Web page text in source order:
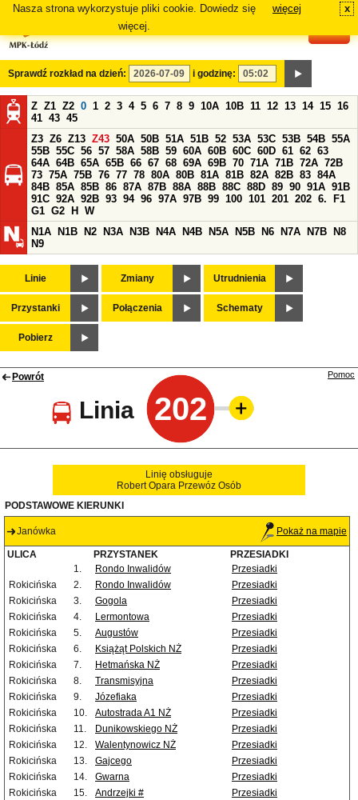
Nasza strona wykorzystuje pliki cookie. Dowiedz się
więcej.
więcej x
Sprawdź rozkład na dzień: i godzinę:
Z Z1 Z2 0 1 2 3 4 5 6 7 8 9 10A 10B 11 12 13 14 15 16
41 43 45
Z3 Z6 Z13 Z43 50A 50B 51A 51B 52 53A 53C 53B 54B 55A
55B 55C 56 57 58A 58B 59 60A 60B 60C 60D 61 62 63
64A 64B 65A 65B 66 67 68 69A 69B 70 71A 71B 72A 72B
73 75A 75B 76 77 78 80A 80B 81A 81B 82A 82B 83 84A
84B 85A 85B 86 87A 87B 88A 88B 88C 88D 89 90 91A 91B
91C 92A 92B 93 94 96 97A 97B 99 100 101 201 202 6.
F1
G1 G2 H
W
N1A
N1B N2 N3A N3B N4A N4B N5A N5B N6 N7A N7B
N8
N9
Linie Zmiany Utrudnienia
Przystanki Połączenia Schematy
Pobierz
Powrót
Linia 202
Pomoc
Linię obsługuje
Robert Opara Przewóz Osób
PODSTAWOWE KIERUNKI
Janówka Pokaż na mapie
ULICA PRZYSTANEK
PRZESIADKI
1.
Rondo Inwalidów
Przesiadki
Rokicińska
2. Rondo Inwalidów
Przesiadki
Rokicińska
3. Gogola
Przesiadki
Rokicińska
4. Lermontowa
Przesiadki
Rokicińska
5. Augustów
Przesiadki
Rokicińska
6. Książąt Polskich NŻ
Przesiadki
Rokicińska
7. Hetmańska NŻ
Przesiadki
Rokicińska
8. Transmisyjna
Przesiadki
Rokicińska
9. Józefiaka
Przesiadki
Rokicińska
10. Autostrada A1 NŻ
Przesiadki
Rokicińska
11. Dunikowskiego NŻ
Przesiadki
Rokicińska
12. Walentynowicz NŻ
Przesiadki
Rokicińska
13. Gajcego
Przesiadki
Rokicińska
14. Gwarna
Przesiadki
Rokicińska
15. Andrzejki #
Przesiadki